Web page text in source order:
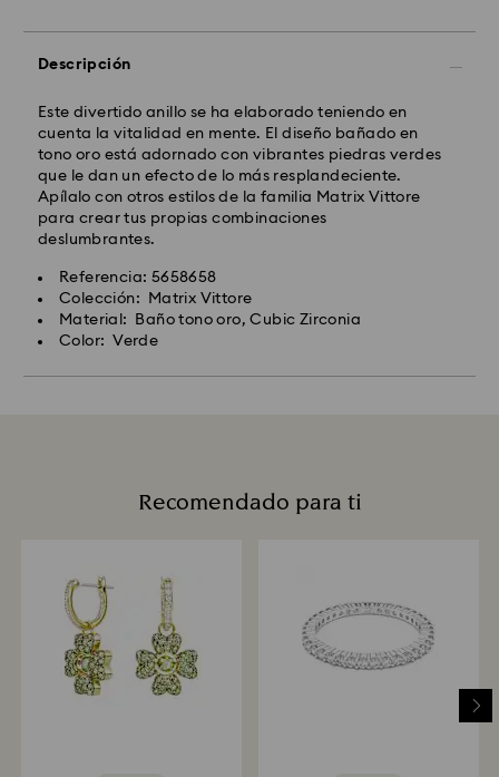
Descripción
Este divertido anillo se ha elaborado teniendo en
cuenta la vitalidad en mente. El diseño bañado en
tono oro está adornado con vibrantes piedras verdes
que le dan un efecto de lo más resplandeciente.
Apílalo con otros estilos de la familia Matrix Vittore
para crear tus propias combinaciones
deslumbrantes.
Referencia: 5658658
Colección: Matrix Vittore
Material: Baño tono oro, Cubic Zirconia
Color: Verde
Recomendado para ti